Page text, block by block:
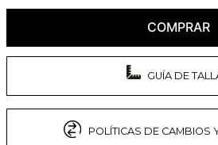
COMPRAR
GUÍA DE
POLÍTICAS DE CAMBIOS